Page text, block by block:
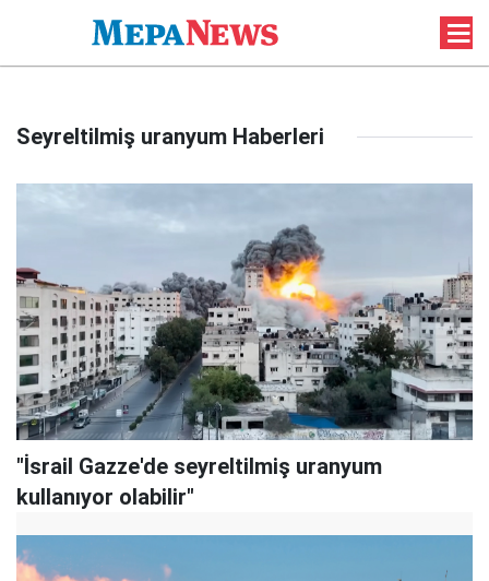
Seyreltilmiş uranyum Haberleri
"İsrail Gazze'de seyreltilmiş uranyum
kullanıyor olabilir"